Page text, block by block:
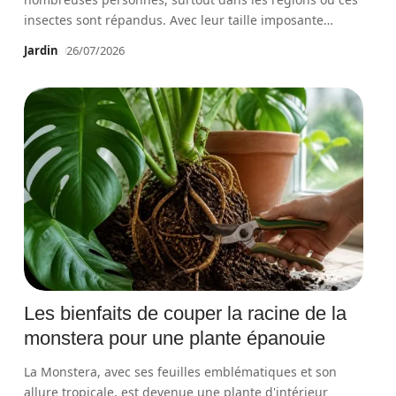
insectes sont répandus. Avec leur taille imposante…
Jardin 26/07/2026
Les bienfaits de couper la racine de la
monstera pour une plante épanouie
La Monstera, avec ses feuilles emblématiques et son
allure tropicale, est devenue une plante d'intérieur